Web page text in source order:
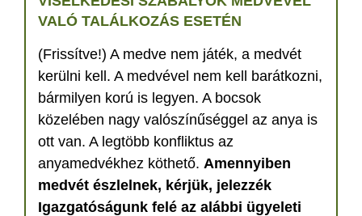
VALÓ TALÁLKOZÁS ESETÉN
(Frissítve!) A medve nem játék, a medvét
kerülni kell. A medvével nem kell barátkozni,
bármilyen korú is legyen. A bocsok
közelében nagy valószínűséggel az anya is
ott van. A legtöbb konfliktus az
anyamedvékhez köthető. Amennyiben
medvét észlelnek, kérjük, jelezzék
Igazgatóságunk felé az alábbi ügyeleti